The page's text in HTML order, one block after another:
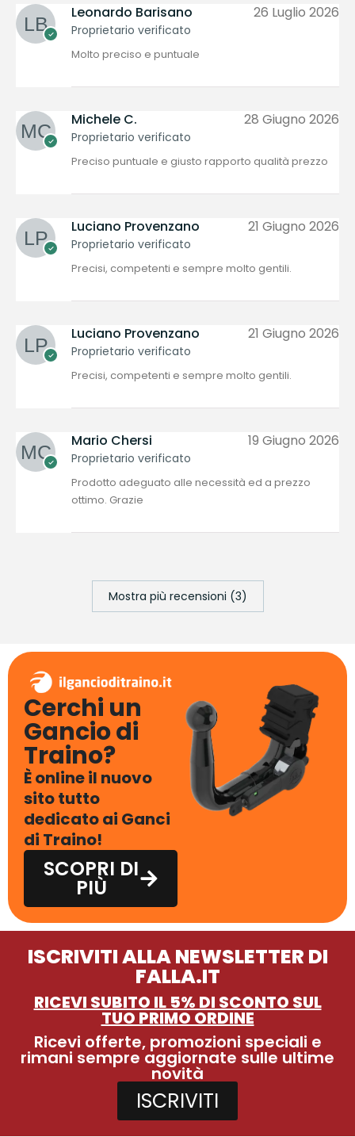
Leonardo Barisano
Proprietario verificato
26 Luglio 2026
Molto preciso e puntuale
Michele C.
Proprietario verificato
28 Giugno 2026
Preciso puntuale e giusto rapporto qualità prezzo
Luciano Provenzano
Proprietario verificato
21 Giugno 2026
Precisi, competenti e sempre molto gentili.
Luciano Provenzano
Proprietario verificato
21 Giugno 2026
Precisi, competenti e sempre molto gentili.
Mario Chersi
Proprietario verificato
19 Giugno 2026
Prodotto adeguato alle necessità ed a prezzo
ottimo. Grazie
Mostra più recensioni (3)
Cerchi un
Gancio di
Traino?
È online il nuovo
sito tutto
dedicato ai Ganci
di Traino!
SCOPRI DI
PIÙ
ISCRIVITI ALLA NEWSLETTER DI
FALLA.IT
RICEVI SUBITO IL 5% DI SCONTO SUL
TUO PRIMO ORDINE
Ricevi offerte, promozioni speciali e
rimani sempre aggiornate sulle ultime
novità
ISCRIVITI